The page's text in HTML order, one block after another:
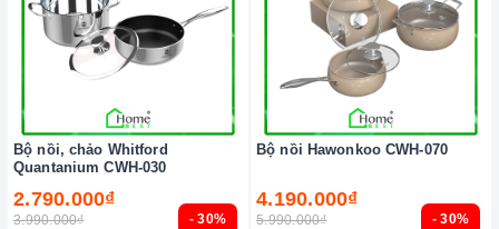
- 30%
Bộ nồi, chảo Whitford
Quantanium CWH-030
2.790.000₫
3.990.000₫ - 30%
Bộ nồi Hawonkoo CWH-070
4.190.000₫
5.990.000₫